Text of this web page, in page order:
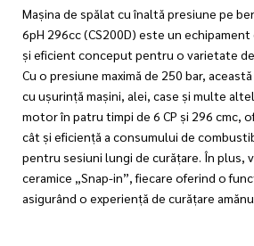
Mașina de spălat cu înaltă presiune pe
6pH 296cc (CS200D) este un
și eficient conceput pentru o varietate
Cu o presiune maximă de 250 bar,
cu ușurință mașini, alei, case și multe
motor în patru timpi de 6 CP și 296 cmc,
cât și eficiență a consumului de
pentru sesiuni lungi de curățare. În plus,
ceramice „Snap-in”, fiecare oferind o
asigurând o experiență de curățare